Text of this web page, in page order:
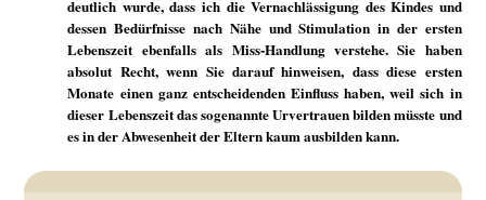
deutlich wurde, dass ich die Vernachlässigung des Kindes und
dessen Bedürfnisse nach Nähe und Stimulation in der ersten
Lebenszeit ebenfalls als Miss-Handlung verstehe. Sie haben
absolut Recht, wenn Sie darauf hinweisen, dass diese ersten
Monate einen ganz entscheidenden Einfluss haben, weil sich in
dieser Lebenszeit das sogenannte Urvertrauen bilden müsste und
es in der Abwesenheit der Eltern kaum ausbilden kann.